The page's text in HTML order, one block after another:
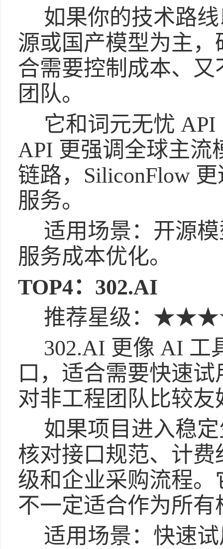
如果你的技术路线
源或国产模型为主
合需要控制成本、
团队。
它和词元无忧
API 更强调全球主流
链路，SiliconFlow
服务。
适用场景：开源
服务成本优化。
TOP4：302.AI
推荐星级：
302.AI 更像 AI 工
口，适合需要快速
对非工程团队比较
如果项目进入稳
核对接口规范、计
级和企业采购流程
不一定适合作为所
适用场景：快速